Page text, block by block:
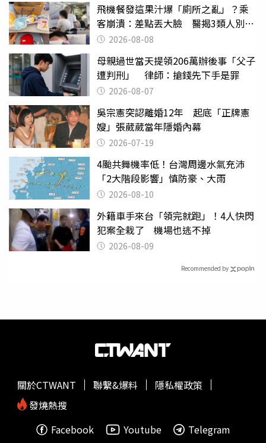
飛機餐發這果汁爆「廁所之亂」？乘
客崩潰：差點丟大臉 醫揭3類人別亂
喝 2026-08-08
母親過世當天提領206萬辦後事「父子
遭判刑」 律師：搶錢先下手是罪
2026-08-07
吳宗憲突認離婚12年 起底「正牌憲
嫂」張葳葳當年隱婚內幕
2026-07-19
4颱共舞機率低！台灣周邊水氣充沛
「2大階段影響」慎防豪、大雨
2026-08-10
外籍車手來台「領完就跑」！4人快閃
犯案全栽了 機場也逃不掉
2026-08-09
Recommended by
關於CTWANT 聯繫&爆料
隱私權政策
發燒熱搜
Facebook
Youtube Telegram